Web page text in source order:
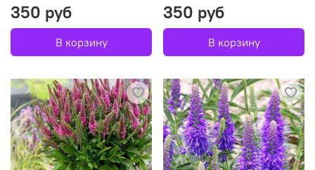
350 руб
В корзину
350 руб
В корзину